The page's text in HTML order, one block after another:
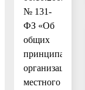
№ 131-
ФЗ «Об
общих
принципах
организации
местного